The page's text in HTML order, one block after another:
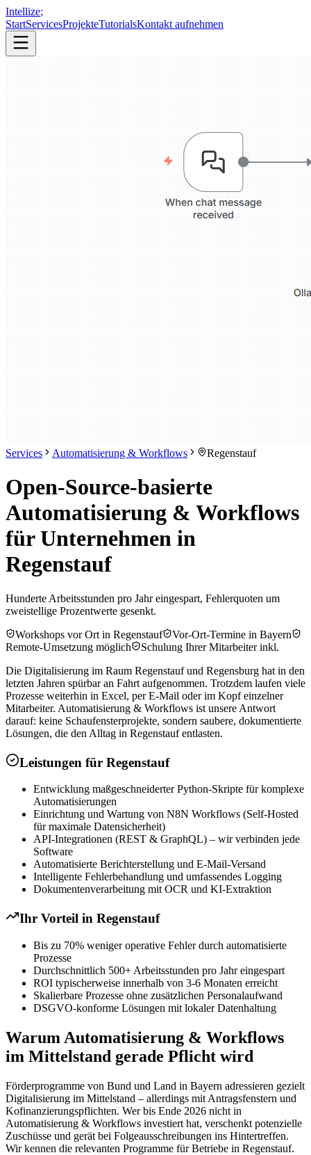
Intellize;
StartServicesProjekteTutorialsKontakt aufnehmen
Services Automatisierung & Workflows Regenstauf
Open-Source-basierte
Automatisierung & Workflows
für Unternehmen in
Regenstauf
Hunderte Arbeitsstunden pro Jahr eingespart, Fehlerquoten um
zweistellige Prozentwerte gesenkt.
Workshops vor Ort in Regenstauf
Vor-Ort-Termine in Bayern
Remote-Umsetzung möglich
Schulung Ihrer Mitarbeiter inkl.
Die Digitalisierung im Raum Regenstauf und Regensburg hat in den
letzten Jahren spürbar an Fahrt aufgenommen. Trotzdem laufen viele
Prozesse weiterhin in Excel, per E-Mail oder im Kopf einzelner
Mitarbeiter. Automatisierung & Workflows ist unsere Antwort
darauf: keine Schaufensterprojekte, sondern saubere, dokumentierte
Lösungen, die den Alltag in Regenstauf entlasten.
Leistungen für Regenstauf
Entwicklung maßgeschneiderter Python-Skripte für komplexe
Automatisierungen
Einrichtung und Wartung von N8N Workflows (Self-Hosted
für maximale Datensicherheit)
API-Integrationen (REST & GraphQL) – wir verbinden jede
Software
Automatisierte Berichterstellung und E-Mail-Versand
Intelligente Fehlerbehandlung und umfassendes Logging
Dokumentenverarbeitung mit OCR und KI-Extraktion
Ihr Vorteil in Regenstauf
Bis zu 70% weniger operative Fehler durch automatisierte
Prozesse
Durchschnittlich 500+ Arbeitsstunden pro Jahr eingespart
ROI typischerweise innerhalb von 3-6 Monaten erreicht
Skalierbare Prozesse ohne zusätzlichen Personalaufwand
DSGVO-konforme Lösungen mit lokaler Datenhaltung
Warum Automatisierung & Workflows
im Mittelstand gerade Pflicht wird
Förderprogramme von Bund und Land in Bayern adressieren gezielt
Digitalisierung im Mittelstand – allerdings mit Antragsfenstern und
Kofinanzierungspflichten. Wer bis Ende 2026 nicht in
Automatisierung & Workflows investiert hat, verschenkt potenzielle
Zuschüsse und gerät bei Folgeausschreibungen ins Hintertreffen.
Wir kennen die relevanten Programme für Betriebe in Regenstauf.